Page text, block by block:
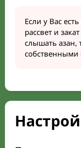
Если у Вас
рассвет и
слышать азан,